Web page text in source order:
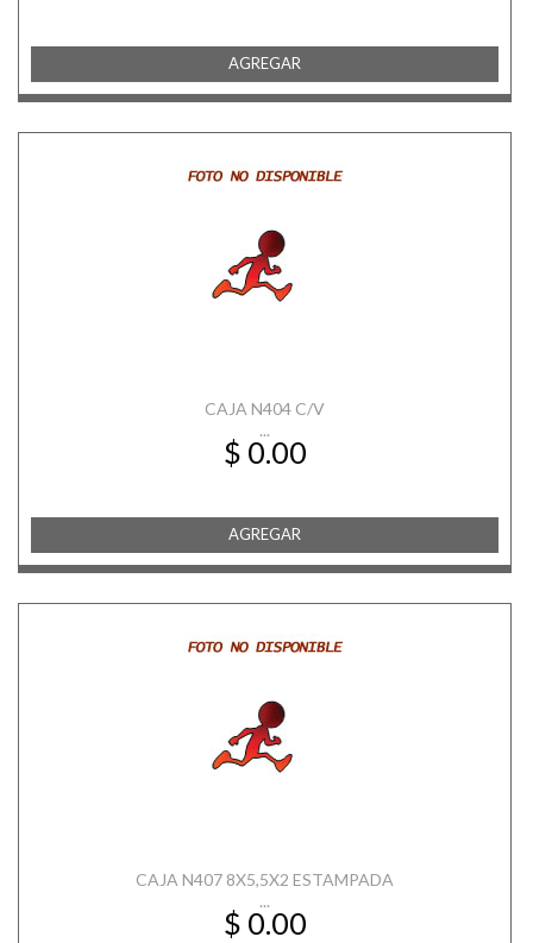
AGREGAR
CAJA N404 C/V
...
$ 0.00
AGREGAR
CAJA N407 8X5,5X2 ESTAMPADA
...
$ 0.00